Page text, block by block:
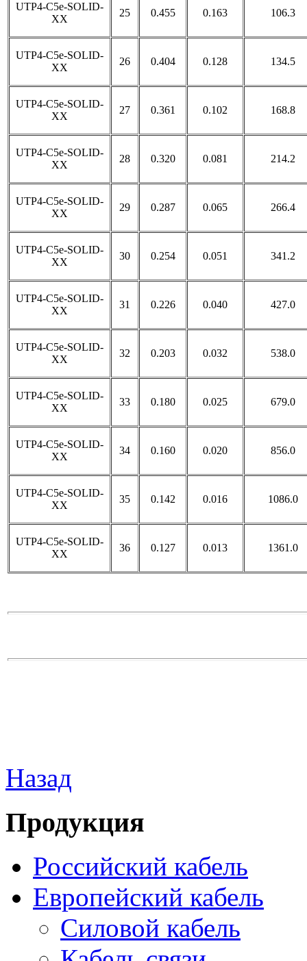
UTP4-C5e-SOLID-
XX
25 0.455 0.163 106.3
UTP4-C5e-SOLID-
XX
26 0.404 0.128 134.5
UTP4-C5e-SOLID-
XX
27 0.361 0.102 168.8
UTP4-C5e-SOLID-
XX
28 0.320 0.081 214.2
UTP4-C5e-SOLID-
XX
29 0.287 0.065 266.4
UTP4-C5e-SOLID-
XX
30 0.254 0.051 341.2
UTP4-C5e-SOLID-
XX
31 0.226 0.040 427.0
UTP4-C5e-SOLID-
XX
32 0.203 0.032 538.0
UTP4-C5e-SOLID-
XX
33 0.180 0.025 679.0
UTP4-C5e-SOLID-
XX
34 0.160 0.020 856.0
UTP4-C5e-SOLID-
XX
35 0.142 0.016 1086.0
UTP4-C5e-SOLID-
XX
36 0.127 0.013 1361.0
Назад
Продукция
Российский кабель
Европейский кабель
Силовой кабель